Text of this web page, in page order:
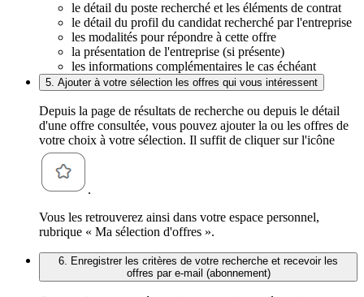
le détail du poste recherché et les éléments de contrat
le détail du profil du candidat recherché par l'entreprise
les modalités pour répondre à cette offre
la présentation de l'entreprise (si présente)
les informations complémentaires le cas échéant
5. Ajouter à votre sélection les offres qui vous intéressent
Depuis la page de résultats de recherche ou depuis le détail
d'une offre consultée, vous pouvez ajouter la ou les offres de
votre choix à votre sélection. Il suffit de cliquer sur l'icône
.
Vous les retrouverez ainsi dans votre espace personnel,
rubrique « Ma sélection d'offres ».
6. Enregistrer les critères de votre recherche et recevoir les
offres par e-mail (abonnement)